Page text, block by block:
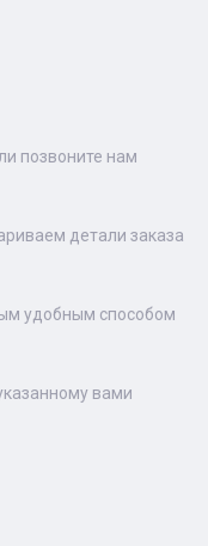
позвоните нам
детали заказа
удобным способом
вами